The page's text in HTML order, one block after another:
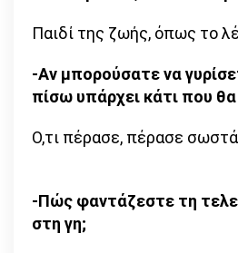
Παιδί της ζωής, όπως το
-Αν μπορούσατε να
πίσω υπάρχει κάτι που
Ο,τι πέρασε, πέρασε
-Πώς φαντάζεστε τη
στη γη;